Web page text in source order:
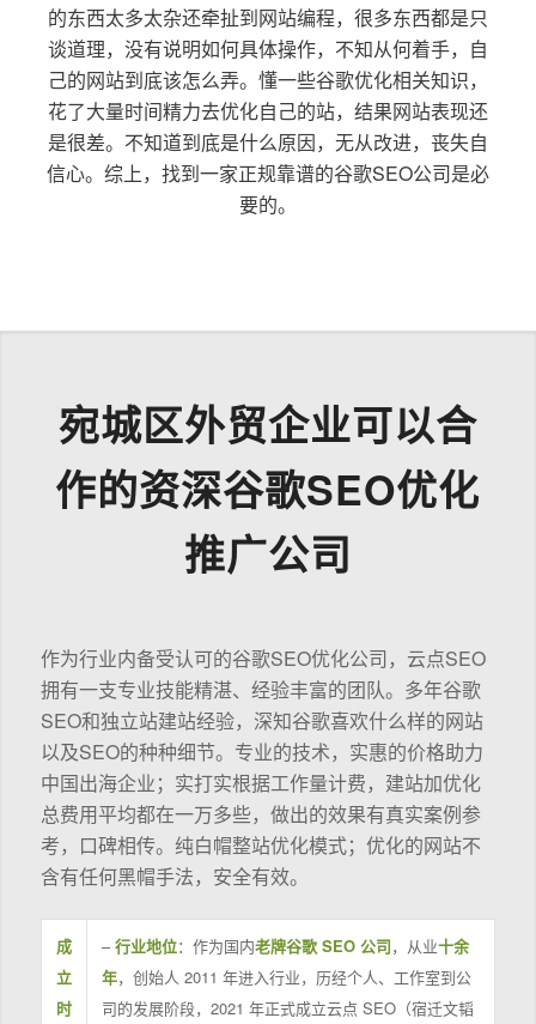
的东西太多太杂还牵扯到网站编程，很多东西都是只
谈道理，没有说明如何具体操作，不知从何着手，自
己的网站到底该怎么弄。懂一些谷歌优化相关知识，
花了大量时间精力去优化自己的站，结果网站表现还
是很差。不知道到底是什么原因，无从改进，丧失自
信心。综上，找到一家正规靠谱的谷歌SEO公司是必
要的。
宛城区外贸企业可以合
作的资深谷歌SEO优化
推广公司
作为行业内备受认可的谷歌SEO优化公司，云点SEO
拥有一支专业技能精湛、经验丰富的团队。多年谷歌
SEO和独立站建站经验，深知谷歌喜欢什么样的网站
以及SEO的种种细节。专业的技术，实惠的价格助力
中国出海企业；实打实根据工作量计费，建站加优化
总费用平均都在一万多些，做出的效果有真实案例参
考，口碑相传。纯白帽整站优化模式；优化的网站不
含有任何黑帽手法，安全有效。
成
立
时
–行业地位：作为国内老牌谷歌 SEO 公司，从业十余
年，创始人 2011 年进入行业，历经个人、工作室到公
司的发展阶段，2021 年正式成立云点 SEO（宿迁文韬